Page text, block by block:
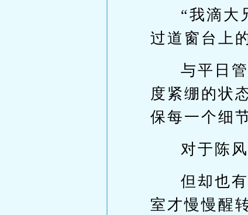
“我滴大
过道窗台上
与平日
度紧绷的状
保每一个细
对于陈
但却也
室才慢慢醒